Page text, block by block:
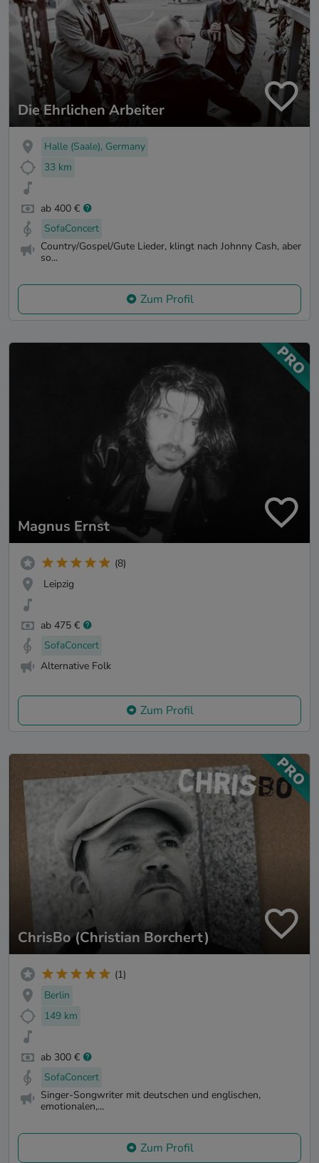
Die Ehrlichen Arbeiter
Halle (Saale), Germany
33 km
ab 400 €
SofaConcert
Country/Gospel/Gute Lieder, klingt nach Johnny Cash, aber
so...
Zum Profil
Magnus Ernst
(8)
Leipzig
ab 475 €
SofaConcert
Alternative Folk
Zum Profil
ChrisBo (Christian Borchert)
(1)
Berlin
149 km
ab 300 €
SofaConcert
Singer-Songwriter mit deutschen und englischen,
emotionalen,...
Zum Profil